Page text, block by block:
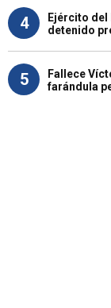
4
Ejército
detenido
5
Fallece
farándula